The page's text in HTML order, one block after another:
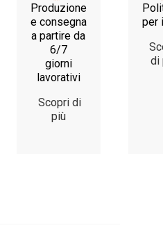
Produzione
e consegna
a partire da
6/7
giorni
lavorativi
Scopri di
più
per
di